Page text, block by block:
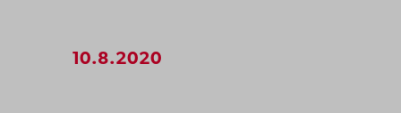
10.8.2020